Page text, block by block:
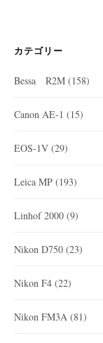
カテゴリー
Bessa R2M (158)
Canon AE-1 (15)
EOS-1V (29)
Leica MP (193)
Linhof 2000 (9)
Nikon D750 (23)
Nikon F4 (22)
Nikon FM3A (81)